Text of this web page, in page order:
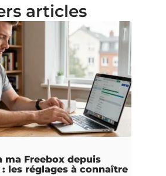
articles
ma Freebox depuis
: les réglages à connaître